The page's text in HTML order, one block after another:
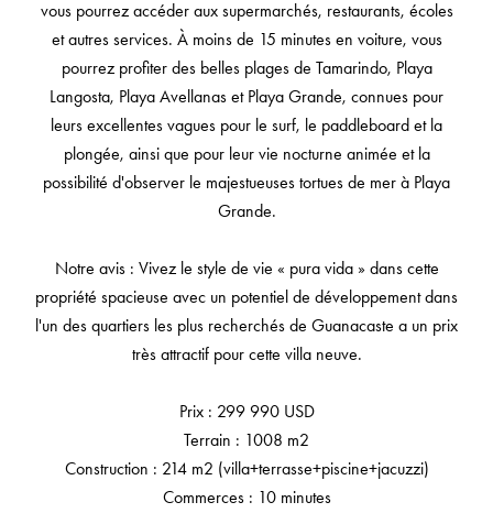
vous pourrez accéder aux supermarchés, restaurants, écoles
et autres services. À moins de 15 minutes en voiture, vous
pourrez profiter des belles plages de Tamarindo, Playa
Langosta, Playa Avellanas et Playa Grande, connues pour
leurs excellentes vagues pour le surf, le paddleboard et la
plongée, ainsi que pour leur vie nocturne animée et la
possibilité d'observer le majestueuses tortues de mer à Playa
Grande.
Notre avis : Vivez le style de vie « pura vida » dans cette
propriété spacieuse avec un potentiel de développement dans
l'un des quartiers les plus recherchés de Guanacaste a un prix
très attractif pour cette villa neuve.
Prix : 299 990 USD
Terrain : 1008 m2
Construction : 214 m2 (villa+terrasse+piscine+jacuzzi)
Commerces : 10 minutes